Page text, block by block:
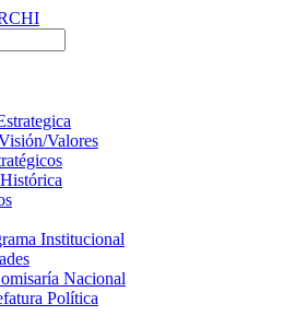
Valores
Institucional
Nacional
Política